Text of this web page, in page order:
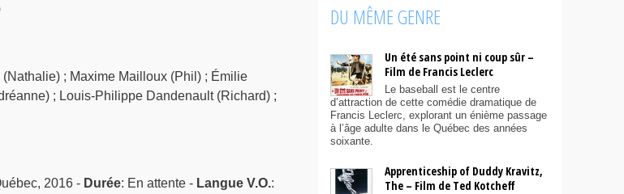
; Maxime Mailloux (Phil) ; Émilie
; Louis-Philippe Dandenault (Richard) ;
2016 - Durée: En attente - Langue V.O.:
DU MÊME GENRE
Un été sans point ni coup sûr –
Film de Francis Leclerc
Le baseball est le centre
d’attraction de cette comédie dramatique de
Francis Leclerc, explorant un énième passage
à l’âge adulte dans le Québec des années
soixante.
Apprenticeship of Duddy Kravitz,
The – Film de Ted Kotcheff